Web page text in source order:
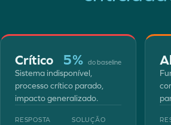
Crítico 5% do baseline
Sistema indisponível,
processo crítico parado,
impacto generalizado.
RESPOSTA
SOLUÇÃO